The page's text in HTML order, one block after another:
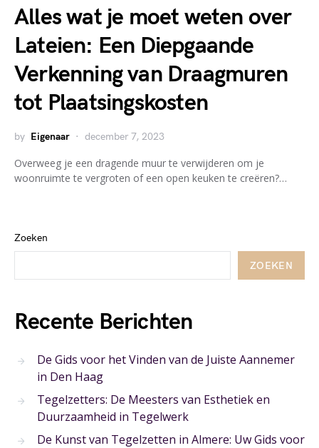
Alles wat je moet weten over
Lateien: Een Diepgaande
Verkenning van Draagmuren
tot Plaatsingskosten
by Eigenaar december 7, 2023
Overweeg je een dragende muur te verwijderen om je
woonruimte te vergroten of een open keuken te creëren?…
Zoeken
ZOEKEN
Recente Berichten
De Gids voor het Vinden van de Juiste Aannemer
in Den Haag
Tegelzetters: De Meesters van Esthetiek en
Duurzaamheid in Tegelwerk
De Kunst van Tegelzetten in Almere: Uw Gids voor